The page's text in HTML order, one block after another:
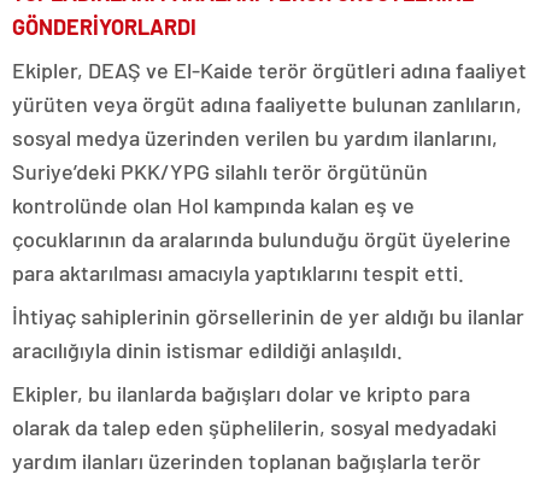
GÖNDERİYORLARDI
Ekipler, DEAŞ ve El-Kaide terör örgütleri adına faaliyet
yürüten veya örgüt adına faaliyette bulunan zanlıların,
sosyal medya üzerinden verilen bu yardım ilanlarını,
Suriye’deki PKK/YPG silahlı terör örgütünün
kontrolünde olan Hol kampında kalan eş ve
çocuklarının da aralarında bulunduğu örgüt üyelerine
para aktarılması amacıyla yaptıklarını tespit etti.
İhtiyaç sahiplerinin görsellerinin de yer aldığı bu ilanlar
aracılığıyla dinin istismar edildiği anlaşıldı.
Ekipler, bu ilanlarda bağışları dolar ve kripto para
olarak da talep eden şüphelilerin, sosyal medyadaki
yardım ilanları üzerinden toplanan bağışlarla terör